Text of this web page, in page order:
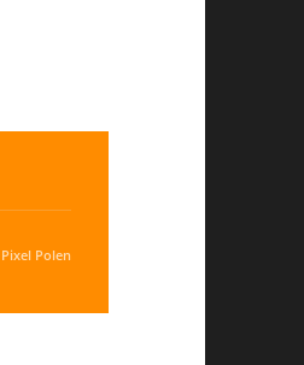
Pixel Polen